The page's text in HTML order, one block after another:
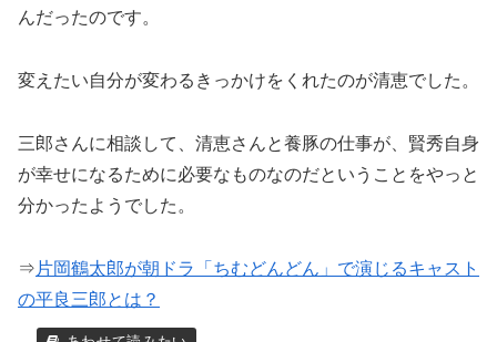
んだったのです。
変えたい自分が変わるきっかけをくれたのが清恵でした。
三郎さんに相談して、清恵さんと養豚の仕事が、賢秀自身
が幸せになるために必要なものなのだということをやっと
分かったようでした。
⇒ 片岡鶴太郎が朝ドラ「ちむどんどん」で演じるキャスト
の平良三郎とは？